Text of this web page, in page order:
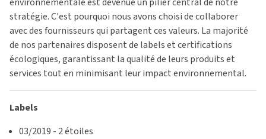
stratégie. C'est pourquoi nous avons choisi de collaborer
avec des fournisseurs qui partagent ces valeurs. La majorité
de nos partenaires disposent de labels et certifications
écologiques, garantissant la qualité de leurs produits et
services tout en minimisant leur impact environnemental.
Labels
03/2019 - 2 étoiles